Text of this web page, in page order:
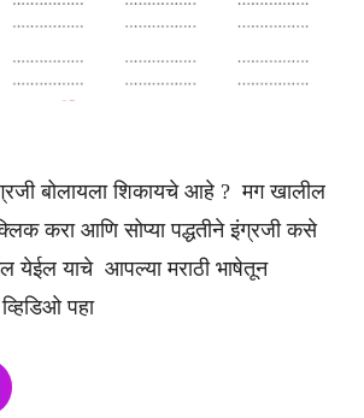
बोलायला शिकायचे आहे ? मग खालील
करा आणि सोप्या पद्धतीने इंग्रजी कसे
येईल याचे आपल्या मराठी भाषेतून
पहा